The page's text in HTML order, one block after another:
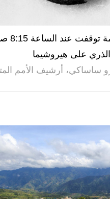
ساعة يد
على هيروشيما
ساساكي، أرشيف الأمم